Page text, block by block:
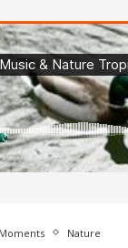
Moments Nature